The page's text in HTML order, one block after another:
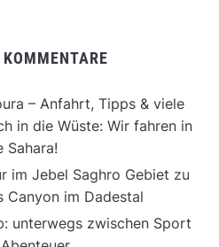
KOMMENTARE
– Anfahrt, Tipps & viele
in die Wüste: Wir fahren in
Sahara!
im Jebel Saghro Gebiet zu
Canyon im Dadestal
unterwegs zwischen Sport